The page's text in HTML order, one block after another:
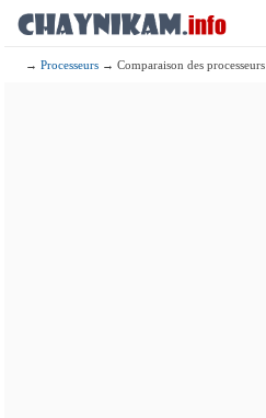
→Processeurs → Comparaison des processeurs